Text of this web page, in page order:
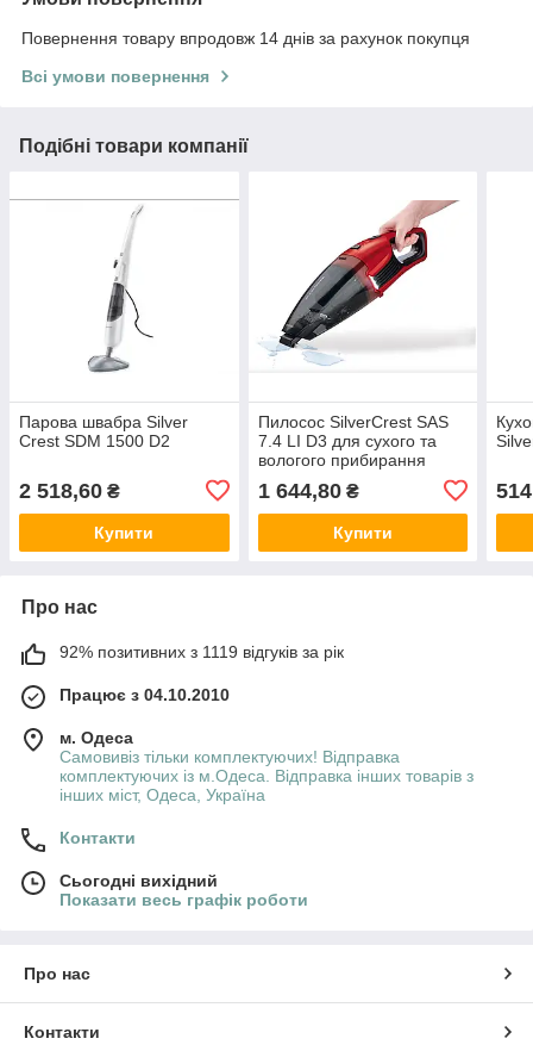
Повернення товару впродовж 14 днів за рахунок покупця
Всі умови повернення
Подібні товари компанії
Парова швабра Silver
Crest SDM 1500 D2
2 518,60 ₴
Купити
Пилосос SilverCrest SAS
7.4 LI D3 для сухого та
вологого прибирання
1 644,80₴
Купити
514
Про нас
92% позитивних з 1119 відгуків за рік
Працює з 04.10.2010
м. Одеса
Самовивіз тільки комплектуючих! Відправка
комплектуючих із м.Одеса. Відправка інших товарів з
інших міст, Одеса, Україна
Контакти
Сьогодні вихідний
Показати весь графік роботи
Про нас
Контакти